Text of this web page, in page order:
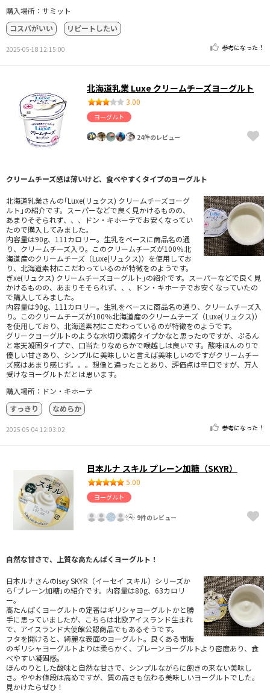
購入場所：サミット
コスパがいい
リピートしたい
2025-05-18 12:15:00 参考になった！
北海道乳業 Luxe クリームチーズヨーグルト
3.00
ヨーグルト
24件のレビュー
クリームチーズ感は薄いけど、食べやすくタイプのヨーグルト
北海道乳業さんの｢Luxe(リュクス) クリームチーズヨーグ
ルト｣の紹介です。スーパーなどで良く見かけるものの、
あまりそそられず、、、ドン・キホーテでお安くなってい
たので購入してみました。
内容量は90g、111カロリー。生乳をベースに商品名の通
り、クリームチーズ入り。このクリームチーズが100％北
海道産のクリームチーズ（Luxe(リュクス)）を使用してお
り、北海道素材にこだわっているのが特徴をのようです。
ぎxe(リュクス) クリームチーズヨーグルト｣の紹介です。スーパーなどで良く見
かけるものの、あまりそそられず、、、ドン・キホーテでお安くなっていたの
で購入してみました。
内容量は90g、111カロリー。生乳をベースに商品名の通り、クリームチーズ入
り。このクリームチーズが100％北海道産のクリームチーズ（Luxe(リュクス)）
を使用しており、北海道素材にこだわっているのが特徴をのようです。
グリークヨーグルトのような水切り濃縮タイプかなと思ったのですが、ぷるん
と寒天凝固タイプで、口当たりなめらかで喉越しは良いです。酸味ほんのりで
優しい甘さあり、シンプルに美味しいと言えば美味しいのですがクリームチー
ズ感はあまり感じず。。。想像と違ったことあり、評価点は辛口ですが、万人
受けなヨーグルトだとは思います。
購入場所：ドン・キホーテ
すっきり
なめらか
2025-05-04 12:03:02 参考になった！
日本ルナ スキル プレーン加糖（SKYR）
5.00
ヨーグルト
9件のレビュー
自然な甘さで、上質な高たんぱくヨーグルト！
日本ルナさんのIsey SKYR（イーセイ スキル）シリーズか
ら｢プレーン加糖｣の紹介です。内容量は80g、63カロリ
ー。
高たんぱくヨーグルトの定番はギリシャヨーグルトかと勝
手に思っていましたが、こちらは北欧アイスランド生まれ
で、アイスランド大使館公認商品でもあるそうです。
フタを開けると、綺麗な表面のヨーグルト。良くある市販
のギリシャヨーグルトよりは柔らかく、プレーンヨーグルトより密度あり、食
べやすい凝固感。
ほんのりとした酸味と自然な甘さで、シンプルながらに飽きの来ない美味し
さ。ややお値段は高めですが、質の高さも伝わる美味しいヨーグルトでした。
見かけたらぜひ！